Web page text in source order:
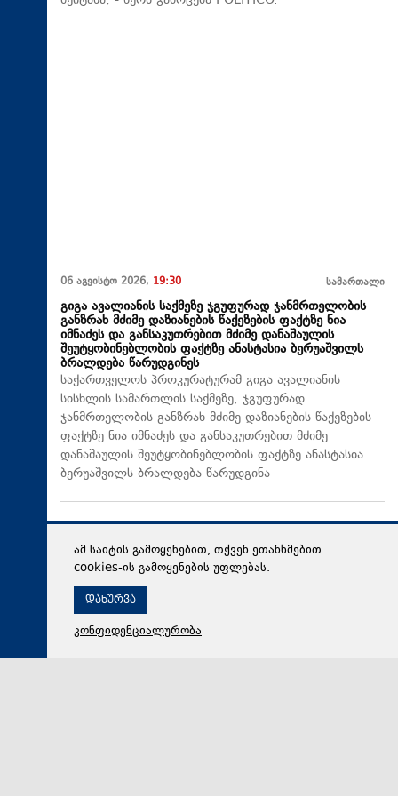
06 აგვისტო 2026, 19:30 სამართალი
გიგა ავალიანის საქმეზე ჯგუფურად ჯანმრთელობის
განზრახ მძიმე დაზიანების წაქეზების ფაქტზე ნია
იმნაძეს და განსაკუთრებით მძიმე დანაშაულის
შეუტყობინებლობის ფაქტზე ანასტასია ბერუაშვილს
ბრალდება წარუდგინეს
საქართველოს პროკურატურამ გიგა ავალიანის
სისხლის სამართლის საქმეზე, ჯგუფურად
ჯანმრთელობის განზრახ მძიმე დაზიანების წაქეზების
ფაქტზე ნია იმნაძეს და განსაკუთრებით მძიმე
დანაშაულის შეუტყობინებლობის ფაქტზე ანასტასია
ბერუაშვილს ბრალდება წარუდგინა
ამ საიტის გამოყენებით, თქვენ ეთანხმებით
cookies-ის გამოყენების უფლებას.
დახურვა
კონფიდენციალურობა